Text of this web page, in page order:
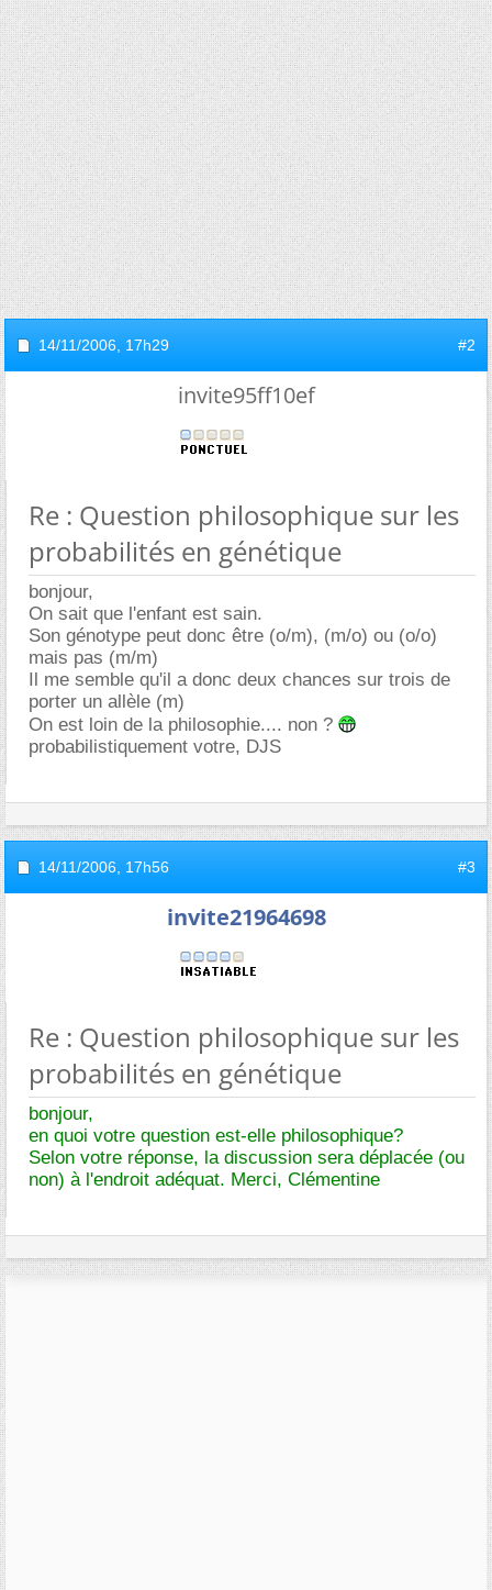
14/11/2006, 17h29 #2
invite95ff10ef
Re : Question philosophique sur les
probabilités en génétique
bonjour,
On sait que l'enfant est sain.
Son génotype peut donc être (o/m), (m/o) ou (o/o)
mais pas (m/m)
Il me semble qu'il a donc deux chances sur trois de
porter un allèle (m)
On est loin de la philosophie.... non ?
probabilistiquement votre, DJS
14/11/2006, 17h56 #3
invite21964698
Re : Question philosophique sur les
probabilités en génétique
bonjour,
en quoi votre question est-elle philosophique?
Selon votre réponse, la discussion sera déplacée (ou
non) à l'endroit adéquat. Merci, Clémentine